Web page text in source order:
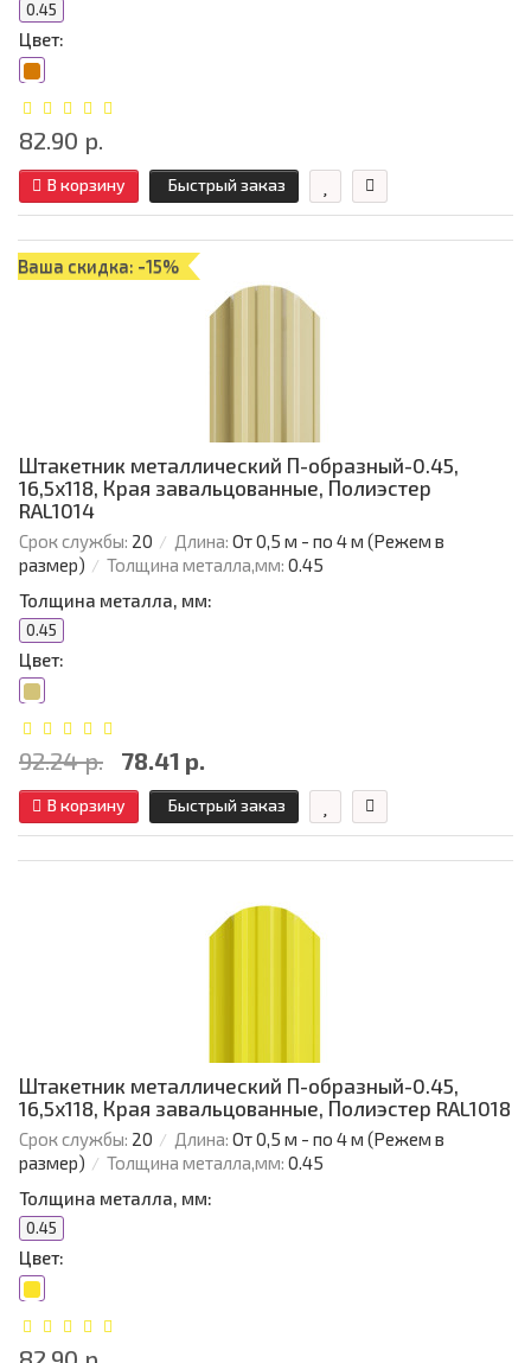
0.45
Цвет:
82.90 р.
В корзину Быстрый заказ
Ваша скидка: -15%
Штакетник металлический П-образный-0.45,
16,5х118, Края завальцованные, Полиэстер
RAL1014
Срок службы: 20 Длина: От 0,5 м - по 4 м (Режем в
размер)
Толщина металла,мм: 0.45
Толщина металла, мм:
0.45
Цвет:
92.24 р. 78.41 р.
В корзину Быстрый заказ
Штакетник металлический П-образный-0.45,
16,5х118, Края завальцованные, Полиэстер RAL1018
Срок службы: 20 Длина: От 0,5 м - по 4 м (Режем в
размер)
Толщина металла,мм: 0.45
Толщина металла, мм:
0.45
Цвет: